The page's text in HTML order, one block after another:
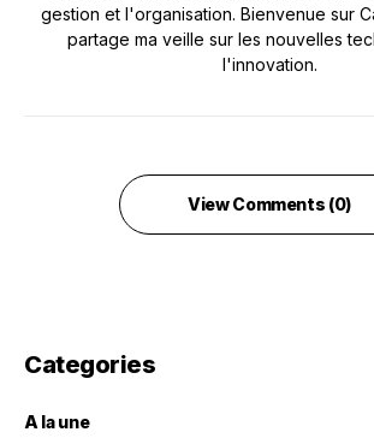
gestion et l'organisation. Bienvenue sur
partage ma veille sur les nouvelles
l'innovation.
View Comments (0)
Categories
A la une